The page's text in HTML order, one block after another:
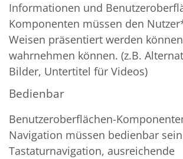
Informationen und
Komponenten müssen den
Weisen präsentiert werden
wahrnehmen können. (z.B.
Bilder, Untertitel für Videos)
Bedienbar
Benutzeroberflächen-
Navigation müssen bedienbar
Tastaturnavigation, ausreichende